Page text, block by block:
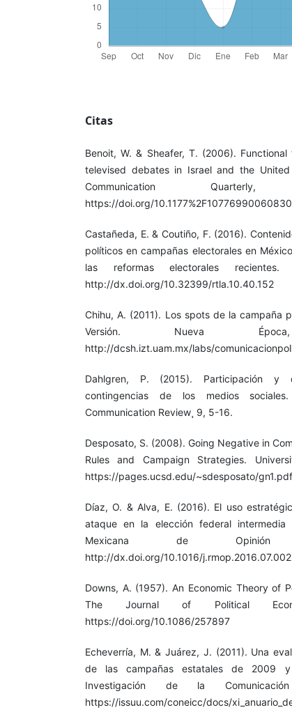
Citas
Benoit, W. & Sheafer, T. (2006).
televised debates in Israel and the
Communication
https://doi.org/
Castañeda, E. & Coutiño, F. (2016).
políticos en campañas electorales en
las reformas electorales recientes.
http://dx.doi.org/10.32399/rtla.10.40.152
Chihu, A. (2011). Los spots de la campaña
Versión. Nueva
http://dcsh.izt.uam.mx/labs/
Dahlgren, P. (2015). Participación y
contingencias de los medios sociales.
Communication Review¸ 9, 5-16.
Desposato, S. (2008). Going Negative in
Rules and Campaign Strategies.
https://pages.ucsd.edu/~sdesposato/gn1.pdf
Díaz, O. & Alva, E. (2016). El uso
ataque en la elección federal
Mexicana de Opinión
http://dx.doi.org/10.1016/j.rmop.2016.07.002
Downs, A. (1957). An Economic Theory of
The Journal of Political
https://doi.org/10.1086/257897
Echeverría, M. & Juárez, J. (2011). Una
de las campañas estatales de 2009
Investigación de la
https://issuu.com/coneicc/docs/